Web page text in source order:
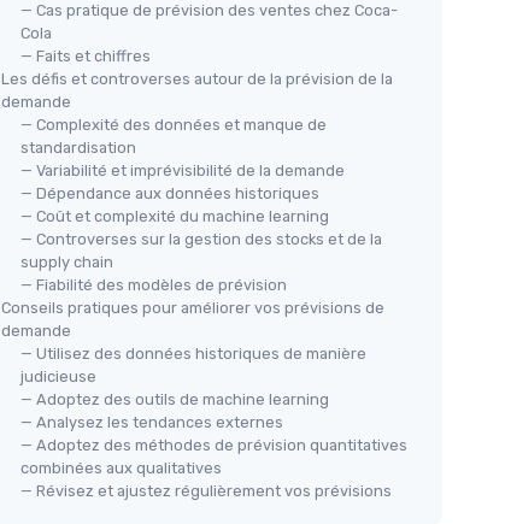
— Cas pratique de prévision des ventes chez Coca-
Cola
— Faits et chiffres
Les défis et controverses autour de la prévision de la
demande
— Complexité des données et manque de
standardisation
— Variabilité et imprévisibilité de la demande
— Dépendance aux données historiques
— Coût et complexité du machine learning
— Controverses sur la gestion des stocks et de la
supply chain
— Fiabilité des modèles de prévision
Conseils pratiques pour améliorer vos prévisions de
demande
— Utilisez des données historiques de manière
judicieuse
— Adoptez des outils de machine learning
— Analysez les tendances externes
— Adoptez des méthodes de prévision quantitatives
combinées aux qualitatives
— Révisez et ajustez régulièrement vos prévisions